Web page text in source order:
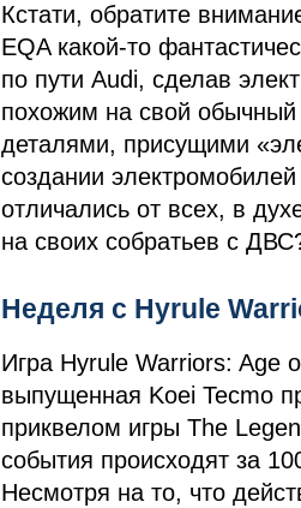
Кстати, обратите
EQA какой-то
по пути Audi, сделав
похожим на свой
деталями, присущими
создании
отличались от всех, в
на своих собратьев с
Неделя с Hyrule
Игра Hyrule Warriors: Age
выпущенная Koei Tecmo
приквелом игры The
события происходят за
Несмотря на то, что